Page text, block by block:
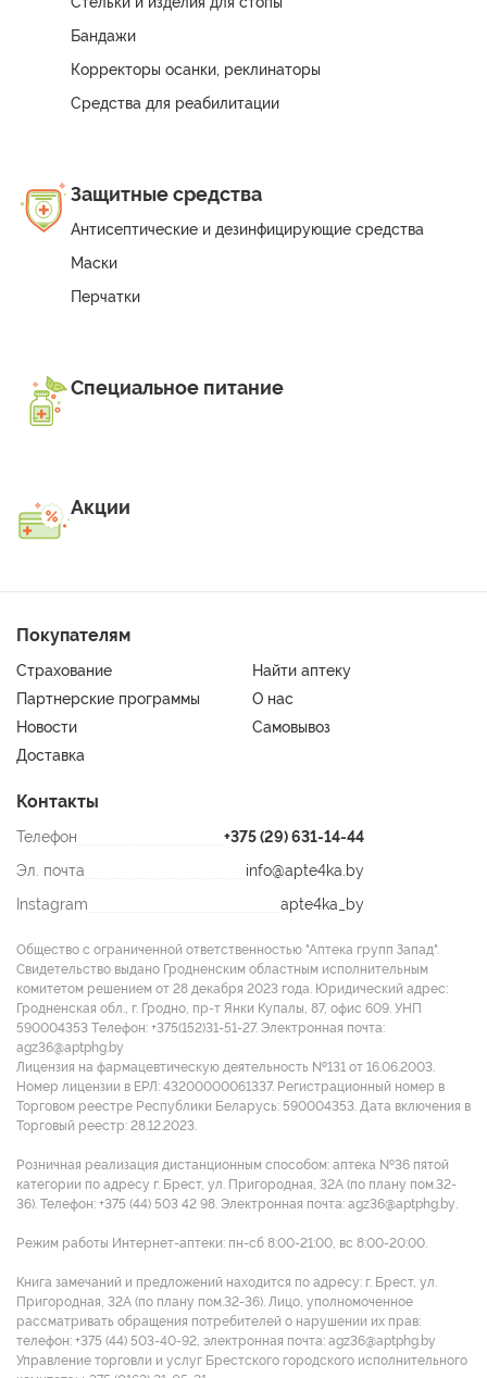
Бандажи
Корректоры осанки, реклинаторы
Средства для реабилитации
Защитные средства
Антисептические и дезинфицирующие средства
Маски
Перчатки
Специальное питание
Акции
Покупателям
Страхование
Найти аптеку
Партнерские программы
О нас
Новости
Самовывоз
Доставка
Контакты
Телефон
+375 (29) 631-14-44
Эл. почта
info@apte4ka.by
Instagram
apte4ka_by
Общество с ограниченной ответственностью "Аптека групп Запад".
Свидетельство выдано Гродненским областным исполнительным
комитетом решением от 28 декабря 2023 года. Юридический адрес:
Гродненская обл., г. Гродно, пр-т Янки Купалы, 87, офис 609. УНП
590004353 Tелефон: +375(152)31-51-27. Электронная почта:
agz36@aptphg.by
Лицензия на фармацевтическую деятельность №131 от 16.06.2003.
Номер лицензии в ЕРЛ: 43200000061337. Регистрационный номер в
Торговом реестре Республики Беларусь: 590004353. Дата включения в
Торговый реестр: 28.12.2023.
Розничная реализация дистанционным способом: аптека №36 пятой
категории по адресу г. Брест, ул. Пригородная, 32А (по плану пом.32-
36). Телефон: +375 (44) 503 42 98. Электронная почта: agz36@aptphg.by.
Режим работы Интернет-аптеки: пн-сб 8:00-21:00, вс 8:00-20:00.
Книга замечаний и предложений находится по адресу: г. Брест, ул.
Пригородная, 32А (по плану пом.32-36). Лицо, уполномоченное
рассматривать обращения потребителей о нарушении их прав:
телефон: +375 (44) 503-40-92, электронная почта: agz36@aptphg.by
Управление торговли и услуг Брестского городского исполнительного